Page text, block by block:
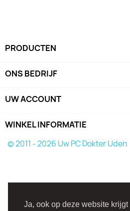
Ja, ook op deze website
PRODUCTEN
ONS BEDRIJF
UW ACCOUNT
WINKEL INFORMATIE
© 2011 - 2026 Uw PC Dokter Uden